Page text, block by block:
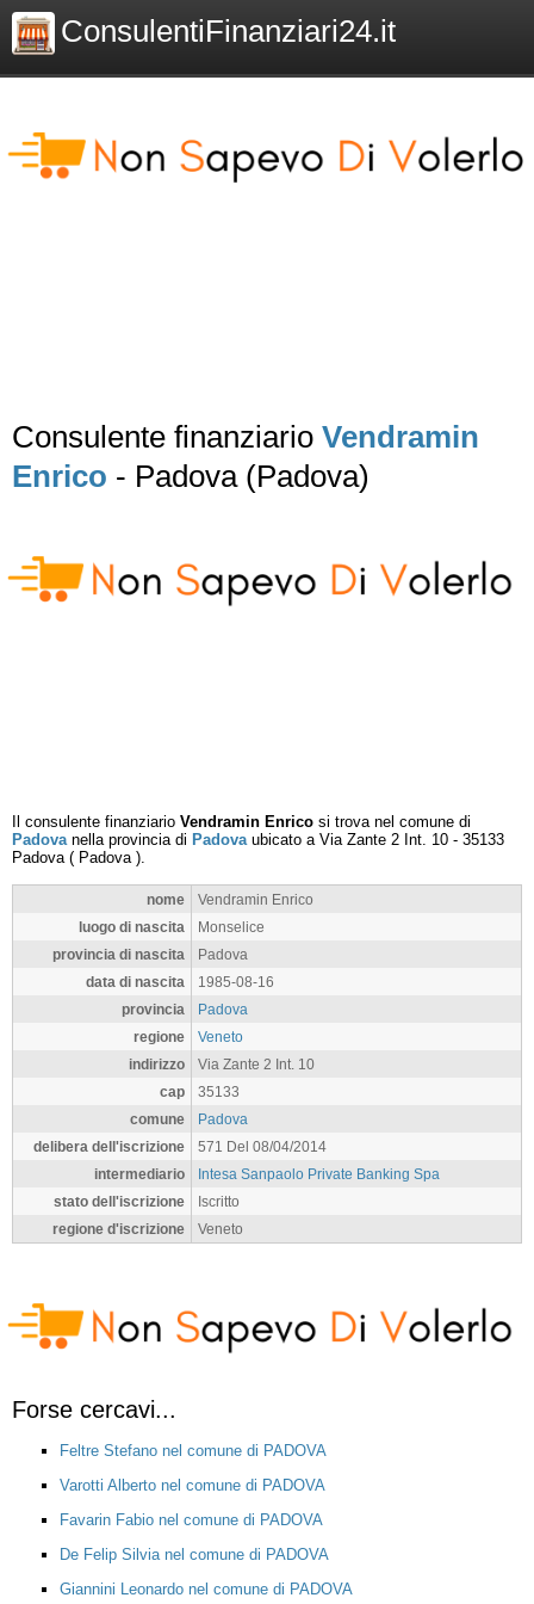
ConsulentiFinanziari24.it
Consulente finanziario Vendramin
Enrico - Padova (Padova)
Il consulente finanziario Vendramin Enrico si trova nel comune di
Padovanella provincia di Padovaubicato a Via Zante 2 Int. 10 - 35133
Padova( Padova).
nome
Vendramin Enrico
luogo di nascita
Monselice
provincia di nascita
Padova
data di nascita
1985-08-16
provincia
Padova
regione
Veneto
indirizzo
Via Zante 2 Int. 10
cap
35133
comune
Padova
delibera dell'iscrizione
571 Del 08/04/2014
intermediario
Intesa Sanpaolo Private Banking Spa
stato dell'iscrizione
Iscritto
regione d'iscrizione
Veneto
Forse cercavi...
Feltre Stefano nel comune di PADOVA
Varotti Alberto nel comune di PADOVA
Favarin Fabio nel comune di PADOVA
De Felip Silvia nel comune di PADOVA
Giannini Leonardo nel comune di PADOVA